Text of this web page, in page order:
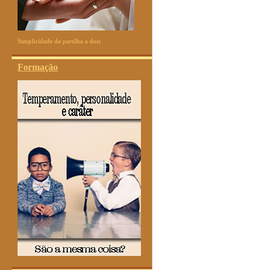
Simplicidade da partilha a dois
Formação